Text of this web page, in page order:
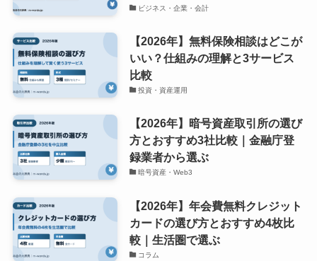
ビジネス・企業・会計
【2026年】無料保険相談はどこが
いい？仕組みの理解と3サービス
比較
投資・資産運用
【2026年】暗号資産取引所の選び
方とおすすめ3社比較｜金融庁登
録業者から選ぶ
暗号資産・Web3
【2026年】年会費無料クレジット
カードの選び方とおすすめ4枚比
較｜生活圏で選ぶ
コラム